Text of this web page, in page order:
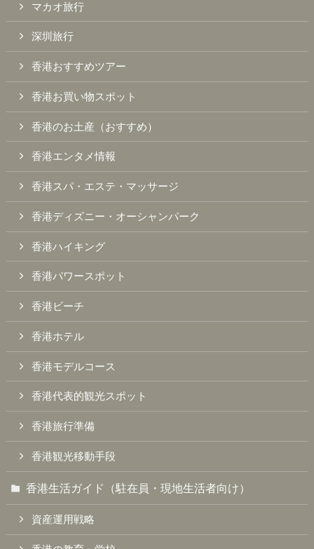
マカオ旅行
深圳旅行
香港おすすめツアー
香港お買い物スポット
香港のお土産（おすすめ）
香港エンタメ情報
香港スパ・エステ・マッサージ
香港ディズニー・オーシャンパーク
香港ハイキング
香港パワースポット
香港ビーチ
香港ホテル
香港モデルコース
香港代表的観光スポット
香港旅行準備
香港観光移動手段
香港生活ガイド（駐在員・現地生活者向け）
資産運用戦略